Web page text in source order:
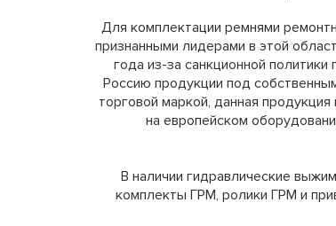
Для комплектации ремнями
признанными лидерами в этой
года из-за санкционной
Россию продукции под
торговой маркой, данная
на европейском
В наличии гидравлические
комплекты ГРМ, ролики ГРМ и